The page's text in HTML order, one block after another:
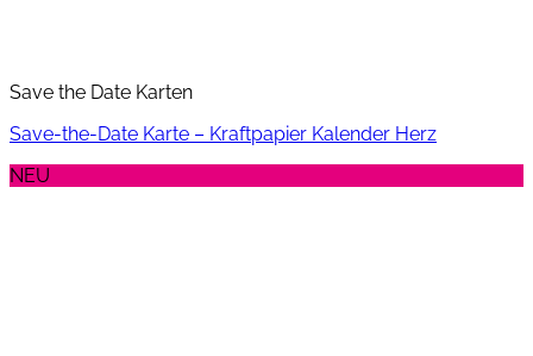
Save the Date Karten
Save-the-Date Karte – Kraftpapier Kalender Herz
NEU